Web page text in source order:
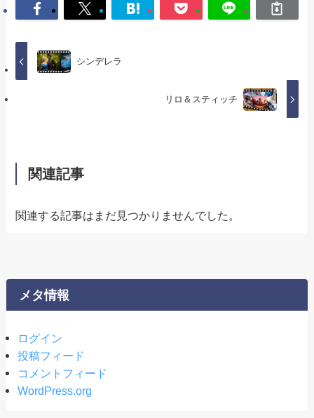
シンデレラ
リロ＆スティッチ
関連記事
関連する記事はまだ見つかりませんでした。
メタ情報
ログイン
投稿フィード
コメントフィード
WordPress.org